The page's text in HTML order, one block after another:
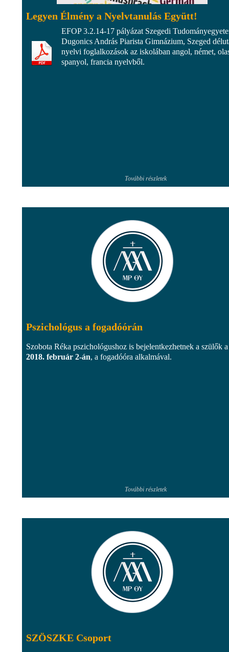
Legyen Élmény a Nyelvtanulás Együtt!
EFOP 3.2.14-17 pályázat Szegedi
Dugonics András Piarista Gimnázium, Szeged
nyelvi foglalkozások az iskolában angol, német,
spanyol, francia nyelvből.
További részletek
Pszichológus a fogadóórán
Szobota Réka pszichológushoz is bejelentkezhetnek a szülők a
2018. február 2-án, a fogadóóra alkalmával.
További részletek
SZÖSZKE Csoport